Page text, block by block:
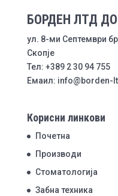
БОРДЕН ЛТД
ул. 8-ми Септември
Скопје
Тел: +389 2 30 94 755
Емаил: info@borden-
Корисни линкови
Почетна
Производи
Стоматологија
Забна техника